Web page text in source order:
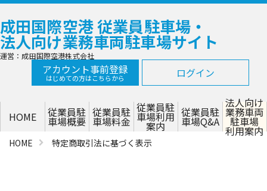
成田国際空港 従業員駐車場・
法人向け業務車両駐車場サイト
運営：成田国際空港株式会社
アカウント事前登録
はじめての方はこちらから ログイン
HOME 従業員駐
車場概要
従業員駐
車場料金
従業員駐
車場利用
案内
従業員駐
車場Q&A
法人向け
業務車両
駐車場
利用案内
HOME 特定商取引法に基づく表示